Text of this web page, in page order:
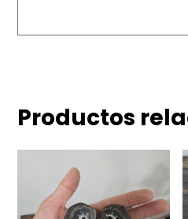
Productos